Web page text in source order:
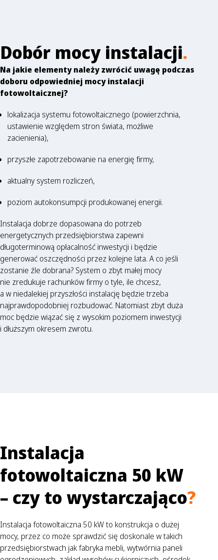
Dobór mocy instalacji.
Na jakie elementy należy zwrócić uwagę podczas
doboru odpowiedniej mocy instalacji
fotowoltaicznej?
lokalizacja systemu fotowoltaicznego (powierzchnia,
ustawienie względem stron świata, możliwe
zacienienia),
przyszłe zapotrzebowanie na energię firmy,
aktualny system rozliczeń,
poziom autokonsumpcji produkowanej energii.
Instalacja dobrze dopasowana do potrzeb
energetycznych przedsiębiorstwa zapewni
długoterminową opłacalność inwestycji i będzie
generować oszczędności przez kolejne lata. A co jeśli
zostanie źle dobrana? System o zbyt małej mocy
nie zredukuje rachunków firmy o tyle, ile chcesz,
a w niedalekiej przyszłości instalację będzie trzeba
najprawdopodobniej rozbudować. Natomiast zbyt duża
moc będzie wiązać się z wysokim poziomem inwestycji
i dłuższym okresem zwrotu.
Instalacja
fotowoltaiczna 50 kW
– czy to wystarczająco?
Instalacja fotowoltaiczna 50 kW to konstrukcja o dużej
mocy, przez co może sprawdzić się doskonale w takich
przedsiębiorstwach jak fabryka mebli, wytwórnia paneli